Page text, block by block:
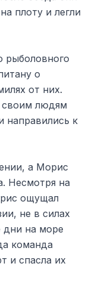
плоту и легли
рыболовного
о
от них.
своим людям
направились к
а Морис
Несмотря на
ощущал
не в силах
дни на море
команда
и спасла их